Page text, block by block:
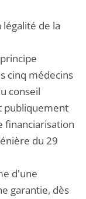
de la
cinq médecins
conseil
publiquement
financiarisation
du 29
d'une
garantie, dès